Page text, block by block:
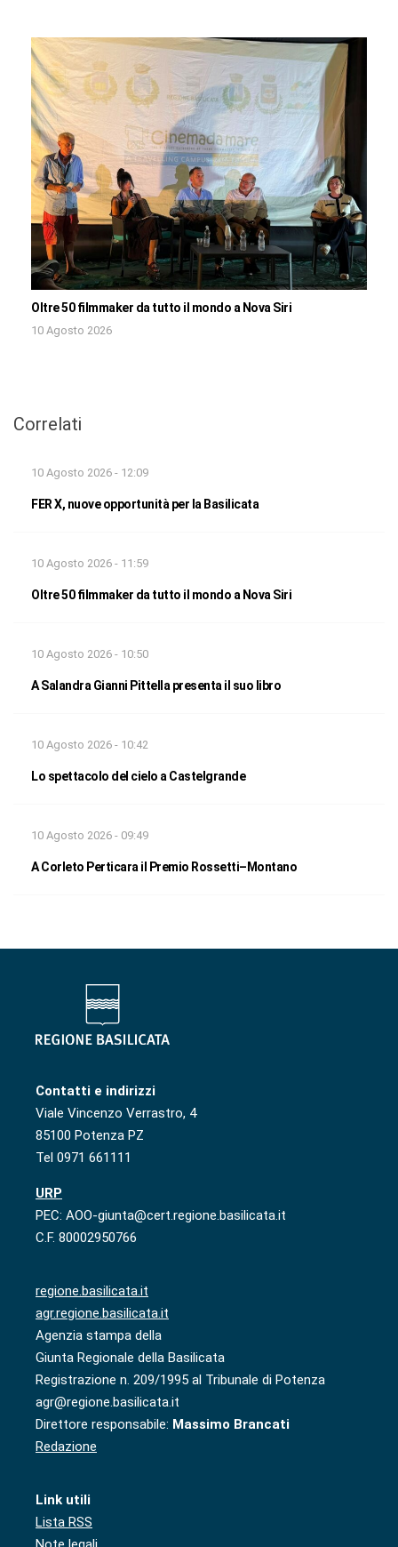
Oltre 50 filmmaker da tutto il mondo a Nova Siri
10 Agosto 2026
Correlati
10 Agosto 2026 - 12:09
FER X, nuove opportunità per la Basilicata
10 Agosto 2026 - 11:59
Oltre 50 filmmaker da tutto il mondo a Nova Siri
10 Agosto 2026 - 10:50
A Salandra Gianni Pittella presenta il suo libro
10 Agosto 2026 - 10:42
Lo spettacolo del cielo a Castelgrande
10 Agosto 2026 - 09:49
A Corleto Perticara il Premio Rossetti–Montano
Contatti e indirizzi
Viale Vincenzo Verrastro, 4
85100 Potenza PZ
Tel 0971 661111
URP
PEC: AOO-giunta@cert.regione.basilicata.it
C.F. 80002950766
regione.basilicata.it
agr.regione.basilicata.it
Agenzia stampa della
Giunta Regionale della Basilicata
Registrazione n. 209/1995 al Tribunale di Potenza
agr@regione.basilicata.it
Direttore responsabile: Massimo Brancati
Redazione
Link utili
Lista RSS